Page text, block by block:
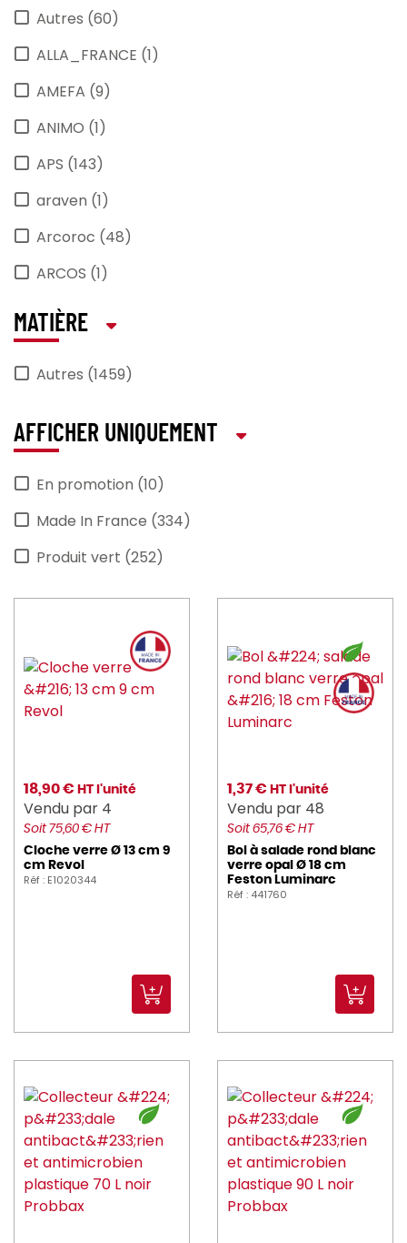
Autres (60)
ALLA_FRANCE (1)
AMEFA (9)
ANIMO (1)
APS (143)
araven (1)
Arcoroc (48)
ARCOS (1)
ARTMENU (2)
AU_NAIN (3)
BARTSCHER (1)
BEQUET (6)
BORMIOLI_ROCCO (12)
CAMBRO (4)
CANDOLA (14)
caray (3)
CGMP (5)
CHAUD_DEVANT (1)
CHEF_SOMMELIER (6)
churchill (128)
CRUSHGRIND (3)
DALEBROOK (11)
DE_BUYER (1)
Dudson_1800 (21)
DURALEX (13)
earthessentials (3)
eclatdefrance (2)
MATIÈRE
Autres (1459)
AFFICHER UNIQUEMENT
En promotion (10)
Made In France (334)
Produit vert (252)
18,90 € HT l'unité
Vendu par 4
Soit 75,60 € HT
Cloche verre Ø 13 cm 9
cm Revol
Réf : E1020344
1,37 € HT l'unité
Vendu par 48
Soit 65,76 € HT
Bol à salade rond blanc
verre opal Ø 18 cm
Feston Luminarc
Réf : 441760